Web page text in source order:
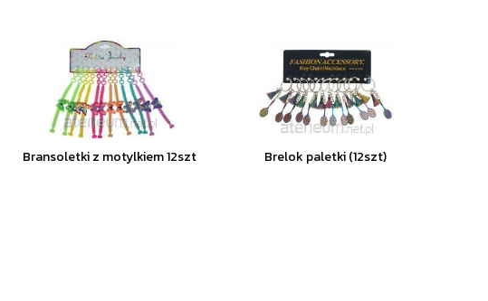
Bransoletki z motylkiem 12szt Brelok paletki (12szt)